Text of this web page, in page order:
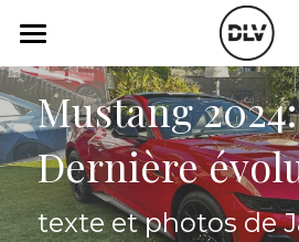
Catégories
Actualité Auto
Électrique
Histoire de chars
Vidéo
Podcast
Radio FM
Mustang 2024:
Dernière
texte et photos de
LES CATÉGORIES DE
Toutes les catégories